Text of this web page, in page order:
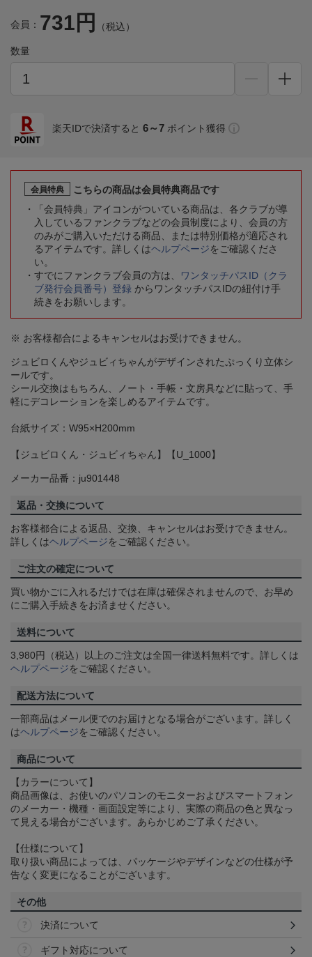
会員： 731円 （税込）
数量
楽天IDで決済すると 6～7 ポイント獲得
会員特典
こちらの商品は会員特典商品です
「会員特典」アイコンがついている商品は、各クラブが導
入しているファンクラブなどの会員制度により、会員の方
のみがご購入いただける商品、または特別価格が適応され
るアイテムです。詳しくはヘルプページをご確認くださ
い。
すでにファンクラブ会員の方は、
ワンタッチパスID（クラ
ブ発行会員番号）登録 からワンタッチパスIDの紐付け手
続きをお願いします。
※ お客様都合によるキャンセルはお受けできません。
ジュビロくんやジュビィちゃんがデザインされたぷっくり立体シ
ールです。
シール交換はもちろん、ノート・手帳・文房具などに貼って、手
軽にデコレーションを楽しめるアイテムです。
台紙サイズ：W95×H200mm
【ジュビロくん・ジュビィちゃん】【U_1000】
メーカー品番：ju901448
返品・交換について
お客様都合による返品、交換、キャンセルはお受けできません。
詳しくはヘルプページをご確認ください。
ご注文の確定について
買い物かごに入れるだけでは在庫は確保されませんので、お早め
にご購入手続きをお済ませください。
送料について
3,980円（税込）以上のご注文は全国一律送料無料です。詳しくは
ヘルプページをご確認ください。
配送方法について
一部商品はメール便でのお届けとなる場合がございます。詳しく
はヘルプページをご確認ください。
商品について
【カラーについて】
商品画像は、お使いのパソコンのモニターおよびスマートフォン
のメーカー・機種・画面設定等により、実際の商品の色と異なっ
て見える場合がございます。あらかじめご了承ください。
【仕様について】
取り扱い商品によっては、パッケージやデザインなどの仕様が予
告なく変更になることがございます。
その他
決済について
ギフト対応について